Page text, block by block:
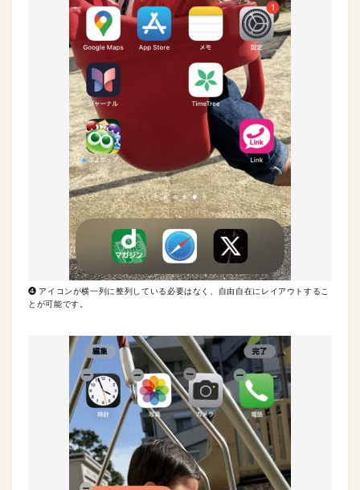
❹ アイコンが横一列に整列している必要はなく、自由自在にレイアウトするこ
とが可能です。